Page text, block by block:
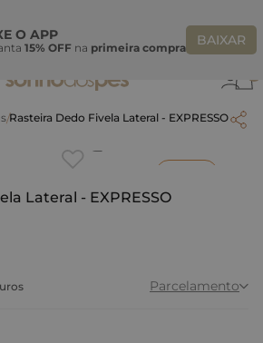
O APP
15% OFF na primeira compra BAIXAR
utilizando o código do seu vendedor*
Rasteira Dedo Fivela Lateral - EXPRESSO
Lateral - EXPRESSO
Parcelamento